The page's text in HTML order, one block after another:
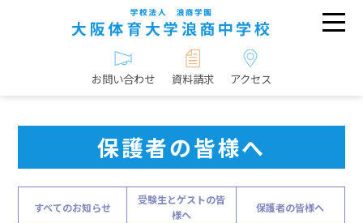
お問い合わせ 資料請求 アクセス
保護者の皆様へ
すべてのお知らせ
受験生とゲストの皆
様へ
保護者の皆様へ